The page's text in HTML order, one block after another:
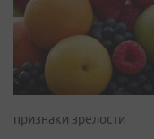
признаки зрелости